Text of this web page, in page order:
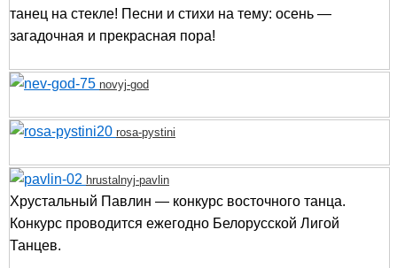
танец на стекле! Песни и стихи на тему: осень —
загадочная и прекрасная пора!
novyj-god
rosa-pystini
hrustalnyj-pavlin
Хрустальный Павлин — конкурс восточного танца.
Конкурс проводится ежегодно Белорусской Лигой
Танцев.